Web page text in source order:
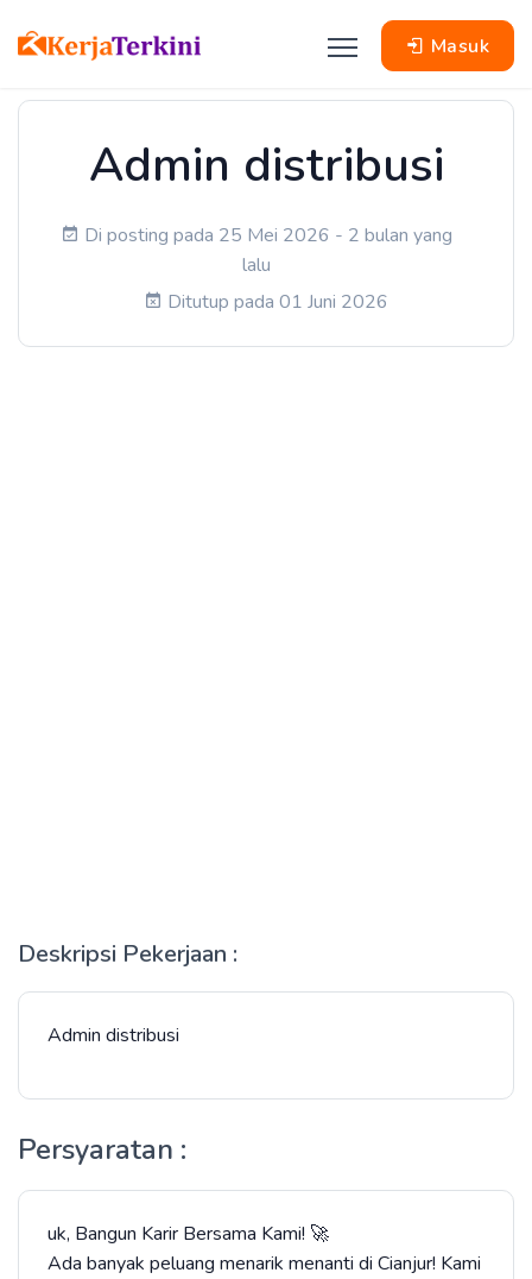
Masuk
Admin distribusi
Di posting pada 25 Mei 2026 - 2 bulan yang
lalu
Ditutup pada 01 Juni 2026
Deskripsi Pekerjaan :
Admin distribusi
Persyaratan :
uk, Bangun Karir Bersama Kami! 🚀
Ada banyak peluang menarik menanti di Cianjur! Kami